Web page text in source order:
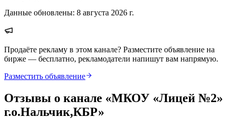
Данные обновлены: 8 августа 2026 г.
Продаёте рекламу в этом канале? Разместите объявление на
бирже — бесплатно, рекламодатели напишут вам напрямую.
Разместить объявление
Отзывы о канале «МКОУ «Лицей №2»
г.о.Нальчик,КБР»